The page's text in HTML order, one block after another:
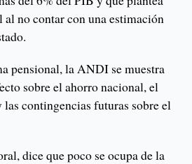
no contar con una estimación
pensional, la ANDI se muestra
sobre el ahorro nacional, el
contingencias futuras sobre el
dice que poco se ocupa de la